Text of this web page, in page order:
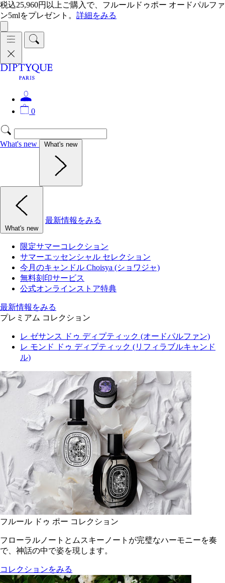
税込25,960円以上ご購入で、フルールドゥポー オードパルファ
ン5mlをプレゼント。 詳細をみる
0
What's new What's new
What's new
最新情報をみる
限定サマーコレクション
サマーエッセンシャル セレクション
今月のキャンドル Choisya (ショワジャ)
無料刻印サービス
公式オンラインストア特典
最新情報をみる
プレミアム コレクション
レ ゼサンス ドゥ ディプティック (オードパルファン)
レ モンド ドゥ ディプティック (リフィラブルキャンド
ル)
フルール ドゥ ポー コレクション
フローラルノートとムスキーノートが完璧なハーモニーを奏
で、神話の中で姿を現します。
コレクションをみる